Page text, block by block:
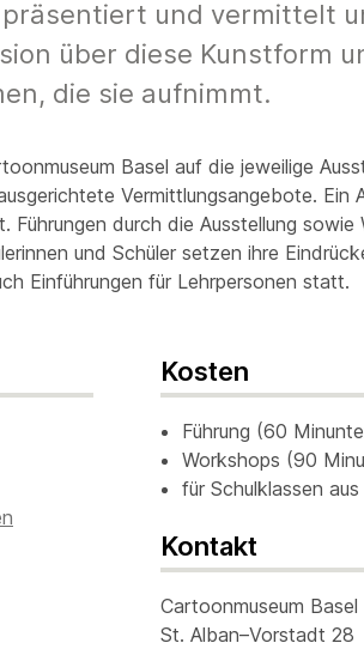
präsentiert und vermittelt
über diese Kunstform
die sie aufnimmt.
Basel auf die jeweilige
Vermittlungsangebote. Ein
durch die Ausstellung sowie
und Schüler setzen ihre
Einführungen für Lehrpersonen statt.
Kosten
Führung (60
Workshops (90
für Schulklassen
Kontakt
Cartoonmuseum Basel
St. Alban–Vorstadt 28